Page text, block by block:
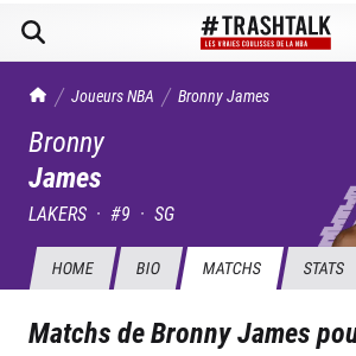
TrashTalk Actu NBA
Joueurs NBA BronnyJames
Bronny
James
LAKERS · #9 · SG
HOME BIO MATCHS STATS
Matchs deBronny James